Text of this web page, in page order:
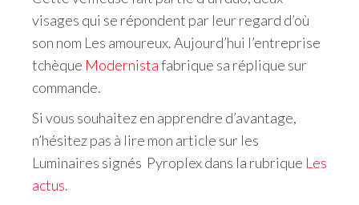
visages qui se répondent par leur regard d’où
son nom Les amoureux. Aujourd’hui l’entreprise
tchèque Modernistafabrique sa réplique sur
commande.
Si vous souhaitez en apprendre d’avantage,
n’hésitez pas à lire mon article sur les
Luminaires signés Pyroplex dans la rubrique Les
actus.